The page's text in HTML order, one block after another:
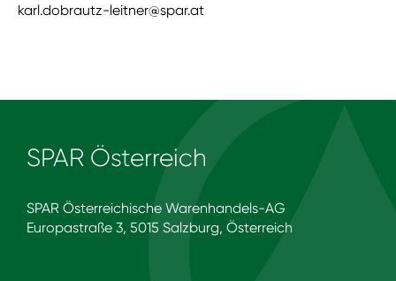
karl.dobrautz-leitner@spar.at
SPAR Österreich
SPAR Österreichische Warenhandels-AG
Europastraße 3, 5015 Salzburg, Österreich